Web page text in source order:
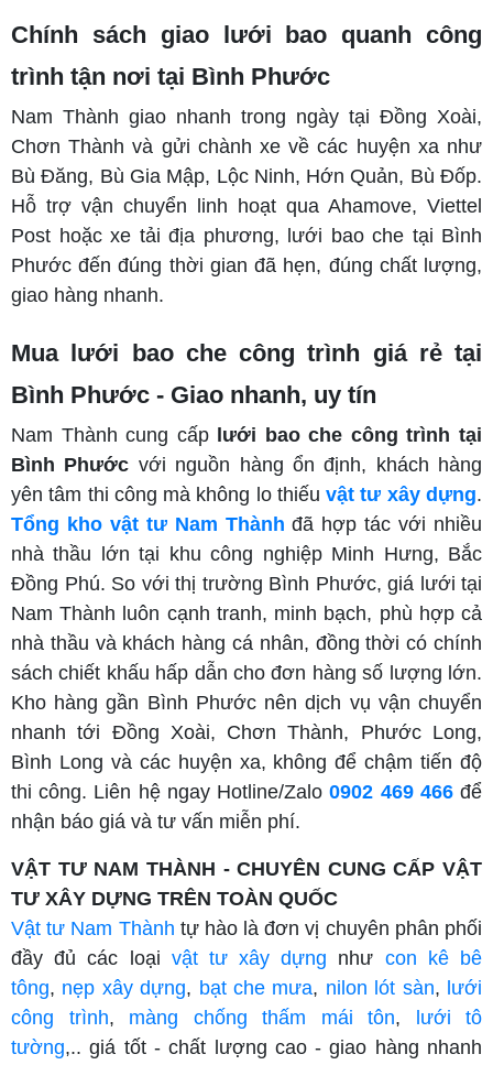
Chính sách giao lưới bao quanh công
trình tận nơi tại Bình Phước
Nam Thành giao nhanh trong ngày tại Đồng Xoài,
Chơn Thành và gửi chành xe về các huyện xa như
Bù Đăng, Bù Gia Mập, Lộc Ninh, Hớn Quản, Bù Đốp.
Hỗ trợ vận chuyển linh hoạt qua Ahamove, Viettel
Post hoặc xe tải địa phương, lưới bao che tại Bình
Phước đến đúng thời gian đã hẹn, đúng chất lượng,
giao hàng nhanh.
Mua lưới bao che công trình giá rẻ tại
Bình Phước - Giao nhanh, uy tín
Nam Thành cung cấp
lưới bao che công trình tại
Bình Phước với nguồn hàng ổn định, khách hàng
yên tâm thi công mà không lo thiếuvật tư xây dựng.
Tổng kho vật tư Nam Thành đã hợp tác với nhiều
nhà thầu lớn tại khu công nghiệp Minh Hưng, Bắc
Đồng Phú. So với thị trường Bình Phước, giá lưới tại
Nam Thành luôn cạnh tranh, minh bạch, phù hợp cả
nhà thầu và khách hàng cá nhân, đồng thời có chính
sách chiết khấu hấp dẫn cho đơn hàng số lượng lớn.
Kho hàng gần Bình Phước nên dịch vụ vận chuyển
nhanh tới Đồng Xoài, Chơn Thành, Phước Long,
Bình Long và các huyện xa, không để chậm tiến độ
thi công. Liên hệ ngay Hotline/Zalo0902 469 466để
nhận báo giá và tư vấn miễn phí.
VẬT TƯ NAM THÀNH - CHUYÊN CUNG CẤP VẬT
TƯ XÂY DỰNG TRÊN TOÀN QUỐC
Vật tư Nam Thành tự hào là đơn vị chuyên phân phối
đầy đủ các loại vật tư xây dựng như con kê bê
tông, nẹp xây dựng, bạt che mưa, nilon lót sàn, lưới
công trình, màng chống thấm mái tôn,
lưới tô
tường,.. giá tốt - chất lượng cao - giao hàng nhanh